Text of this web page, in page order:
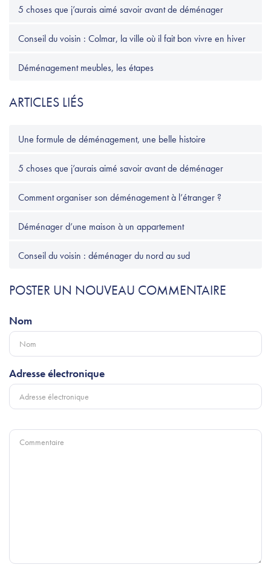
5 choses que j’aurais aimé savoir avant de déménager
Conseil du voisin : Colmar, la ville où il fait bon vivre en hiver
Déménagement meubles, les étapes
ARTICLES LIÉS
Une formule de déménagement, une belle histoire
5 choses que j’aurais aimé savoir avant de déménager
Comment organiser son déménagement à l’étranger ?
Déménager d’une maison à un appartement
Conseil du voisin : déménager du nord au sud
POSTER UN NOUVEAU COMMENTAIRE
Nom
Adresse électronique
Commentaire